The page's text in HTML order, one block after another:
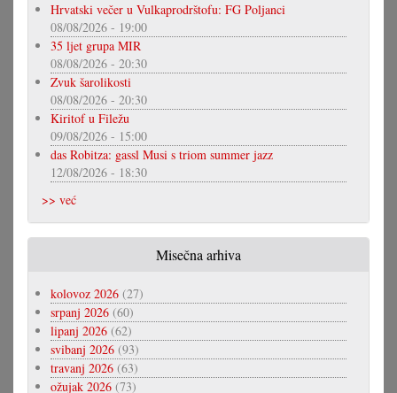
Hrvatski večer u Vulkaprodrštofu: FG Poljanci
08/08/2026 - 19:00
35 ljet grupa MIR
08/08/2026 - 20:30
Zvuk šarolikosti
08/08/2026 - 20:30
Kiritof u Filežu
09/08/2026 - 15:00
das Robitza: gassl Musi s triom summer jazz
12/08/2026 - 18:30
>> već
Misečna arhiva
kolovoz 2026 (27)
srpanj 2026 (60)
lipanj 2026 (62)
svibanj 2026 (93)
travanj 2026 (63)
ožujak 2026 (73)